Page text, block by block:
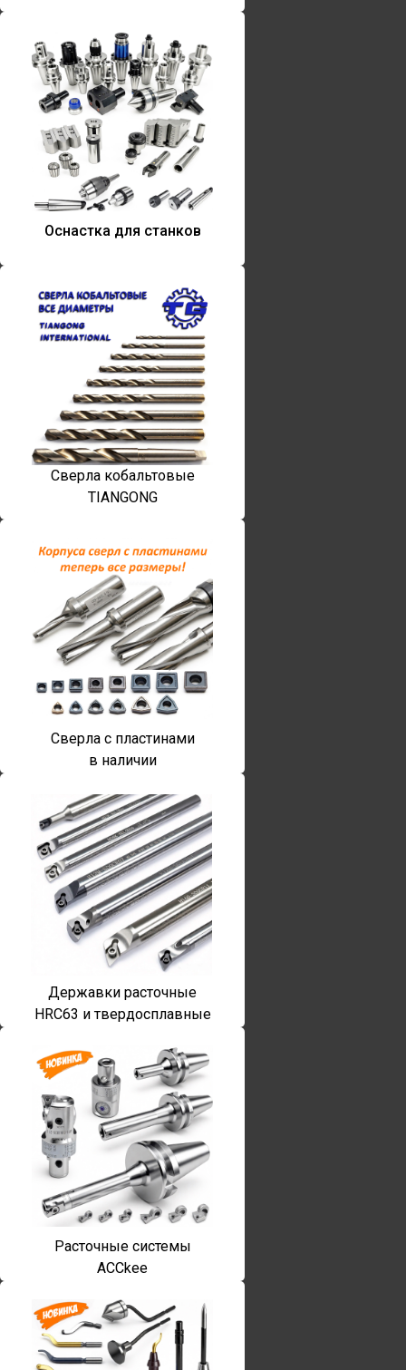
Оснастка для станков
Сверла кобальтовые
TIANGONG
Сверла с пластинами
в наличии
Державки расточные
HRC63 и твердосплавные
Расточные системы
ACCkee